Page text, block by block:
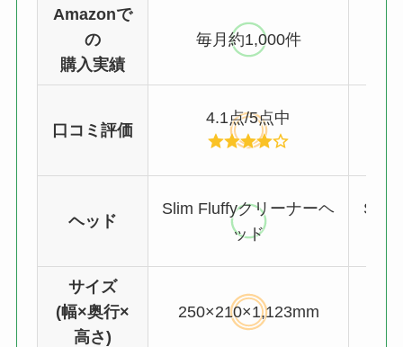
Amazonで
の
購入実績
毎月約1,000件
口コミ評価
4.1点/5点中
ヘッド
Slim Fluffyクリーナーヘ
ッド
Slim
サイズ
(幅×奥行×
高さ)
250×210×1,123mm